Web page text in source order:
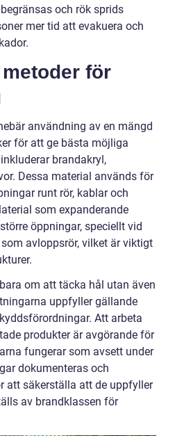
och rök sprids
mer tid att evakuera och
för
användning av en mängd
för att ge bästa möjliga
brandakryl,
Dessa material används för
runt rör, kablar och
som expanderande
öppningar, speciellt vid
avloppsrör, vilket är viktigt
om att täcka hål utan även
uppfyller gällande
Att arbeta
produkter är avgörande för
fungerar som avsett under
dokumenteras och
att säkerställa att de uppfyller
av brandklassen för